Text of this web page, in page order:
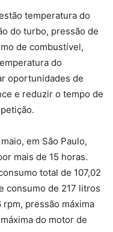
temperatura do
do turbo, pressão de
de combustível,
do
oportunidades de
e reduzir o tempo de
em São Paulo,
mais de 15 horas.
total de 107,02
consumo de 217 litros
pressão máxima
do motor de